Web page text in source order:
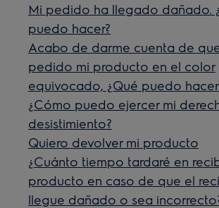
Mi pedido ha llegado dañado.
puedo hacer?
Acabo de darme cuenta de
pedido mi producto en el color
equivocado, ¿Qué puedo
¿Cómo puedo ejercer mi
desistimiento?
Quiero devolver mi producto
¿Cuánto tiempo tardaré en
producto en caso de que el
llegue dañado o sea